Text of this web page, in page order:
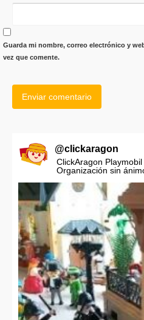
Guarda mi nombre, correo electrónico y
vez que comente.
@clickaragon
ClickAragon Playmobil
Organización sin